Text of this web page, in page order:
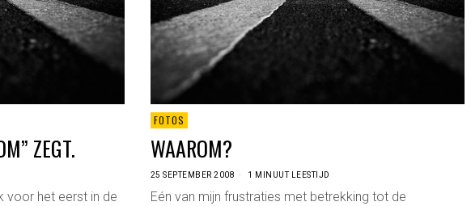
ZEGT.
voor het eerst in de
FOTOS
WAAROM?
25 SEPTEMBER 2008 1 MINUUT LEESTIJD
Eén van mijn frustraties met betrekking tot de